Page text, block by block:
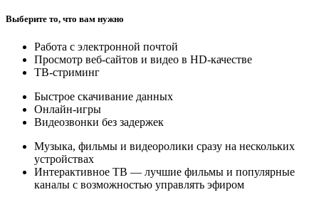
Выберите то, что вам нужно
Работа с электронной почтой
Просмотр веб-сайтов и видео в HD-качестве
ТВ-стриминг
Быстрое скачивание данных
Онлайн-игры
Видеозвонки без задержек
Музыка, фильмы и видеоролики сразу на нескольких
устройствах
Интерактивное ТВ — лучшие фильмы и популярные
каналы с возможностью управлять эфиром